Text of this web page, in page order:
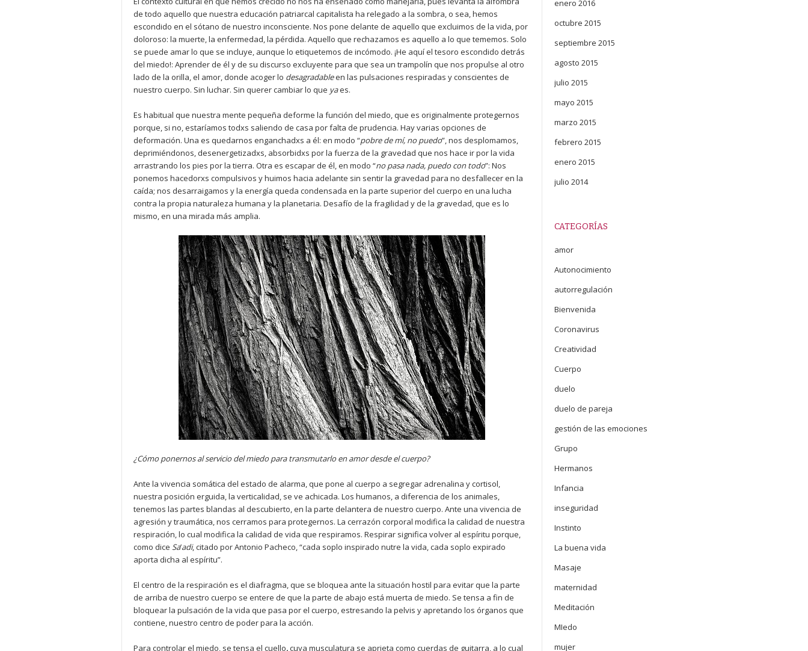
de todo aquello que nuestra educación patriarcal capitalista ha relegado a la sombra, o sea, hemos
escondido en el sótano de nuestro inconsciente. Nos pone delante de aquello que excluimos de la vida, por
doloroso: la muerte, la enfermedad, la pérdida. Aquello que rechazamos es aquello a lo que tememos. Solo
se puede amar lo que se incluye, aunque lo etiquetemos de incómodo. ¡He aquí el tesoro escondido detrás
del miedo!: Aprender de él y de su discurso excluyente para que sea un trampolín que nos propulse al otro
lado de la orilla, el amor, donde acoger lo desagradableen las pulsaciones respiradas y conscientes de
nuestro cuerpo. Sin luchar. Sin querer cambiar lo que yaes.
Es habitual que nuestra mente pequeña deforme la función del miedo, que es originalmente protegernos
porque, si no, estaríamos todxs saliendo de casa por falta de prudencia. Hay varias opciones de
deformación. Una es quedarnos enganchadxs a él: en modo “pobre de mí, no puedo”, nos desplomamos,
deprimiéndonos, desenergetizadxs, absorbidxs por la fuerza de la gravedad que nos hace ir por la vida
arrastrando los pies por la tierra. Otra es escapar de él, en modo “no pasa nada, puedo con todo”: Nos
ponemos hacedorxs compulsivos y huimos hacia adelante sin sentir la gravedad para no desfallecer en la
caída; nos desarraigamos y la energía queda condensada en la parte superior del cuerpo en una lucha
contra la propia naturaleza humana y la planetaria. Desafío de la fragilidad y de la gravedad, que es lo
mismo, en una mirada más amplia.
¿Cómo ponernos al servicio del miedo para transmutarlo en amor desde el cuerpo?
Ante la vivencia somática del estado de alarma, que pone al cuerpo a segregar adrenalina y cortisol,
nuestra posición erguida, la verticalidad, se ve achicada. Los humanos, a diferencia de los animales,
tenemos las partes blandas al descubierto, en la parte delantera de nuestro cuerpo. Ante una vivencia de
agresión y traumática, nos cerramos para protegernos. La cerrazón corporal modifica la calidad de nuestra
respiración, lo cual modifica la calidad de vida que respiramos. Respirar significa volver al espíritu porque,
como dice Sa’adi, citado por Antonio Pacheco, “cada soplo inspirado nutre la vida, cada soplo expirado
aporta dicha al espíritu”.
El centro de la respiración es el diafragma, que se bloquea ante la situación hostil para evitar que la parte
de arriba de nuestro cuerpo se entere de que la parte de abajo está muerta de miedo. Se tensa a fin de
bloquear la pulsación de la vida que pasa por el cuerpo, estresando la pelvis y apretando los órganos que
contiene, nuestro centro de poder para la acción.
Para controlar el miedo, se tensa el cuello,cuya musculatura se aprieta como cuerdas de guitarra, a lo cual
enero 2016
octubre 2015
septiembre 2015
agosto 2015
julio 2015
mayo 2015
marzo 2015
febrero 2015
enero 2015
julio 2014
CATEGORÍAS
amor
Autonocimiento
autorregulación
Bienvenida
Coronavirus
Creatividad
Cuerpo
duelo
duelo de pareja
gestión de las emociones
Grupo
Hermanos
Infancia
inseguridad
Instinto
La buena vida
Masaje
maternidad
Meditación
MIedo
mujer